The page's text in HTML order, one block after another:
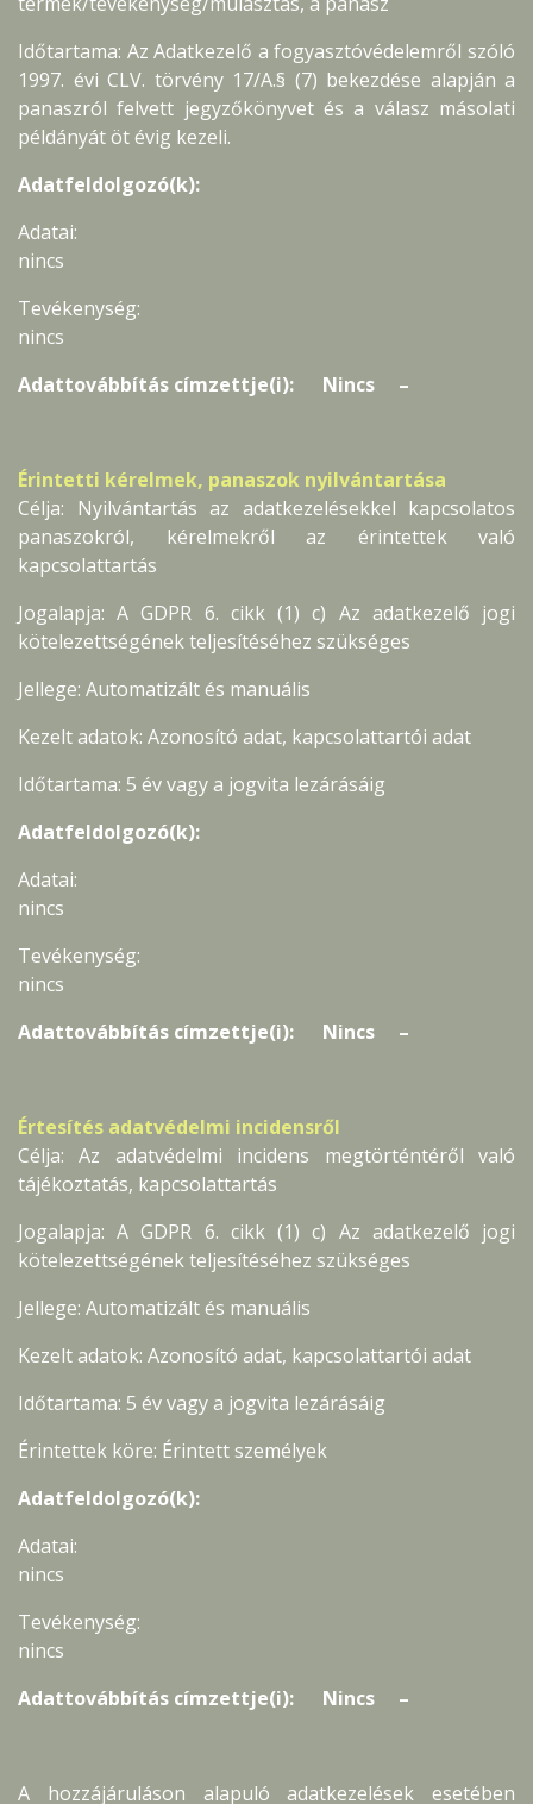
Időtartama: Az Adatkezelő a fogyasztóvédelemről szóló
1997. évi CLV. törvény 17/A.§ (7) bekezdése alapján a
panaszról felvett jegyzőkönyvet és a válasz másolati
példányát öt évig kezeli.
Adatfeldolgozó(k):
Adatai:
nincs
Tevékenység:
nincs
Adattovábbítás címzettje(i): Nincs –
Érintetti kérelmek, panaszok nyilvántartása
Célja: Nyilvántartás az adatkezelésekkel kapcsolatos
panaszokról, kérelmekről az érintettek való
kapcsolattartás
Jogalapja: A GDPR 6. cikk (1) c) Az adatkezelő jogi
kötelezettségének teljesítéséhez szükséges
Jellege: Automatizált és manuális
Kezelt adatok: Azonosító adat, kapcsolattartói adat
Időtartama: 5 év vagy a jogvita lezárásáig
Adatfeldolgozó(k):
Adatai:
nincs
Tevékenység:
nincs
Adattovábbítás címzettje(i): Nincs –
Értesítés adatvédelmi incidensről
Célja: Az adatvédelmi incidens megtörténtéről való
tájékoztatás, kapcsolattartás
Jogalapja: A GDPR 6. cikk (1) c) Az adatkezelő jogi
kötelezettségének teljesítéséhez szükséges
Jellege: Automatizált és manuális
Kezelt adatok: Azonosító adat, kapcsolattartói adat
Időtartama: 5 év vagy a jogvita lezárásáig
Érintettek köre: Érintett személyek
Adatfeldolgozó(k):
Adatai:
nincs
Tevékenység:
nincs
Adattovábbítás címzettje(i): Nincs –
A hozzájáruláson alapuló adatkezelések esetében